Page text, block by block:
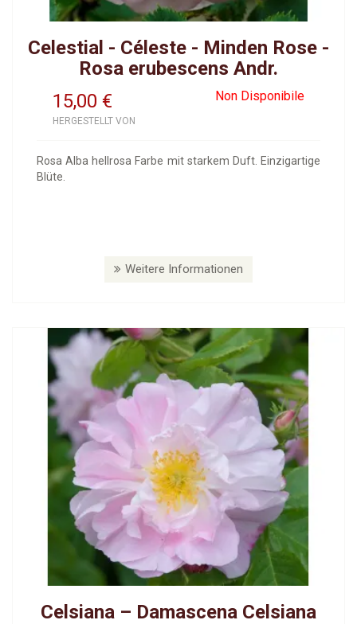
Celestial - Céleste - Minden Rose -
Rosa erubescens Andr.
15,00
Non Disponibile
€
HERGESTELLT VON
Rosa Alba hellrosa Farbe mit starkem Duft. Einzigartige
Blüte.
Weitere Informationen
Celsiana – Damascena Celsiana